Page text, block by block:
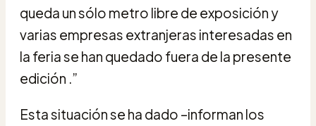
queda un sólo metro libre de exposición y
varias empresas extranjeras interesadas en
la feria se han quedado fuera de la presente
edición .”
Esta situación se ha dado –informan los